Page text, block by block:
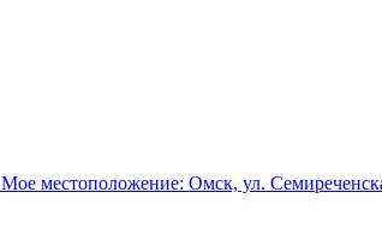
Мое местоположение: Омск, ул.